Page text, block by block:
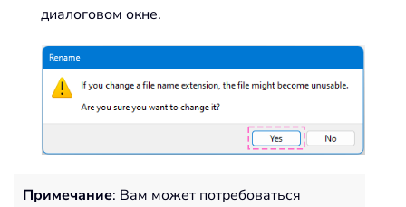
диалоговом окне.
Примечание: Вам может потребоваться